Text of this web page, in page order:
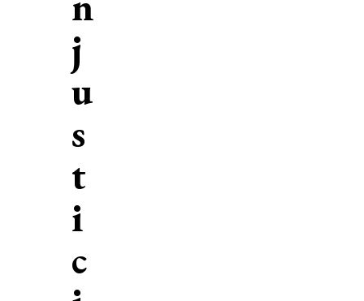
j
u
s
t
i
c